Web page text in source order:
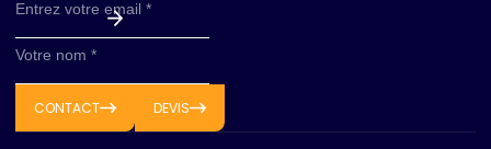
Entrez votre email *
Votre nom *
Abonnez-vous !
CONTACT DEVIS